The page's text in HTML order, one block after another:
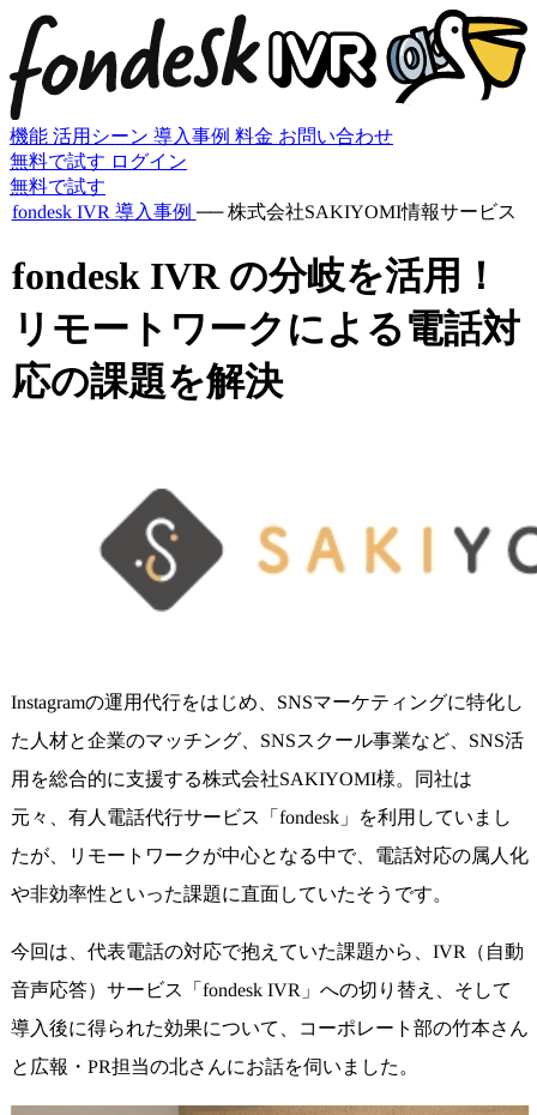
機能 活用シーン 導入事例 料金 お問い合わせ
無料で試す ログイン
無料で試す
fondesk IVR 導入事例 ──株式会社SAKIYOMI情報サービス
fondesk IVR の分岐を活用！
リモートワークによる電話対
応の課題を解決
Instagramの運用代行をはじめ、SNSマーケティングに特化し
た人材と企業のマッチング、SNSスクール事業など、SNS活
用を総合的に支援する株式会社SAKIYOMI様。同社は
元々、有人電話代行サービス「fondesk」を利用していまし
たが、リモートワークが中心となる中で、電話対応の属人化
や非効率性といった課題に直面していたそうです。
今回は、代表電話の対応で抱えていた課題から、IVR（自動
音声応答）サービス「fondesk IVR」への切り替え、そして
導入後に得られた効果について、コーポレート部の竹本さん
と広報・PR担当の北さんにお話を伺いました。